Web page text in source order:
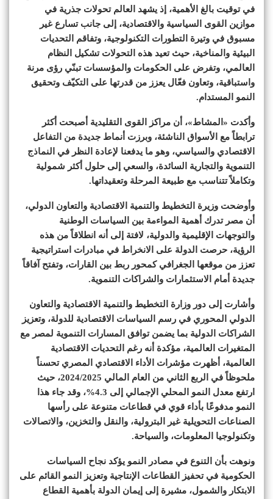
في توقيت بالغ الأهمية، إذ يشهد العالم تحولات جذرية في
موازين القوى السياسية والاقتصادية، إلى جانب تسارع غير
مسبوق في وتيرة التطورات التكنولوجية، وتفاقم التحديات
البيئية والمناخية، حيث تعيد هذه التحولات تشكيل النظام
العالمي، وتفرض على الحكومات والمؤسسات تبنّي رؤى مرنة
واستباقية، وتعاون فعّال يعزز من قدرتها على التكيّف وتحقيق
النمو المستدام.
وأكدت «المشاط»، أن مراكز القوى التقليدية أصبحت أكثر
ترابطاً مع الأسواق الناشئة، وبرزت أنماط جديدة من التفاعل
الاقتصادي والسياسي، وهو ما يدفعنا لإعادة النظر في النماذج
التنموية والتجارية السائدة، والسعي إلى حلول أكثر شمولية
وتكاملاً تتناسب مع طبيعة المرحلة وتعقيداتها.
وأوضحت وزيرة التخطيط والتنمية الاقتصادية والتعاون الدولي،
أن مصر تدرك أهمية المواءمة بين السياسات الوطنية
والتوجهات الإقليمية والدولية، لافتة إلى أنه انطلاقاً من هذه
الرؤية، حرصت الدولة على الانخراط في مبادرات استراتيجية
تعزز من موقعها الجغرافي كمحور ربط بين القارات، وتفتح آفاقاً
جديدة أمام الاستثمارات والشراكات التنموية.
وأشارت إلى دور وزارة التخطيط والتنمية الاقتصادية والتعاون
الدولي المحوري في رسم السياسات الاقتصادية للدولة، وتعزيز
الشراكات الدولية بما يضمن توافق المسارات التنموية لمصر مع
المتغيرات العالمية، مؤكدة أنه رغم التحديات الاقتصادية
العالمية، أظهرت مؤشرات الأداء الاقتصادي المصري تحسناً
ملحوظاً في الربع الثاني من العام المالي 2024/2025، حيث
ارتفع معدل النمو المحلي الإجمالي إلى 4.3%، وقد جاء هذا
النمو مدفوعًا بأداء قوي في قطاعات متنوعة على رأسها
الصناعات التحويلية غير البترولية، والنقل والتخزين، والاتصالات
وتكنولوجيا المعلومات، والسياحة.
ونوهت بأن التنوع في مصادر النمو يؤكد نجاح السياسات
الحكومية في تحفيز القطاعات الإنتاجية وتعزيز النمو القائم على
الابتكار والشمول، مشيرة إلى إيمان الدولة بأهمية القطاع